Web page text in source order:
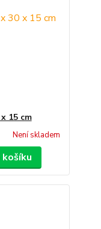
15 cm
Není skladem